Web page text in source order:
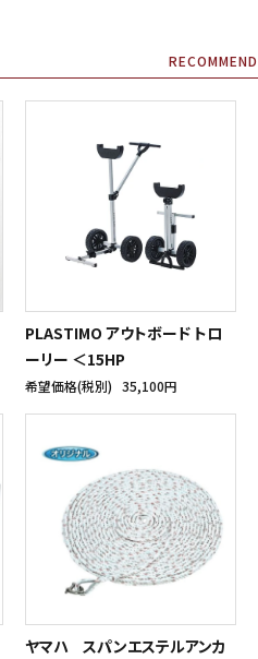
RECOMMEND
PLASTIMO アウトボード トロ
ーリー ＜15HP
希望価格(税別) 35,100円
ヤマハ スパンエステルアンカ